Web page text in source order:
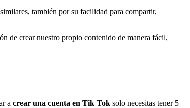
también por su facilidad para compartir,
de crear nuestro propio contenido de manera fácil,
a crear una cuenta en Tik Tok solo necesitas tener 5